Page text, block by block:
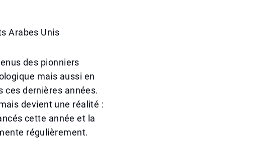
Arabes Unis
des pionniers
mais aussi en
ces dernières années.
devient une réalité :
cette année et la
régulièrement.